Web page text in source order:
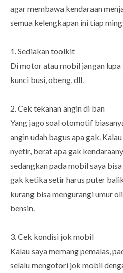
agar membawa kendaraan
semua kelengkapan ini tiap
1. Sediakan toolkit
Di motor atau mobil jangan
kunci busi, obeng, dll.
2. Cek tekanan angin di ban
Yang jago soal otomotif
angin udah bagus apa gak.
nyetir, berat apa gak
sedangkan pada mobil saya
gak ketika setir harus puter
kurang bisa mengurangi umur
bensin.
3. Cek kondisi jok mobil
Kalau saya memang pemalas,
selalu mengotori jok mobil